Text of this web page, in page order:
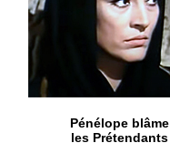
Pénélope blâme
les Prétendants